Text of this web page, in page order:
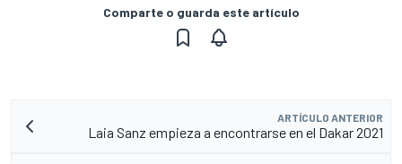
Comparte o guarda este artículo
ARTÍCULO ANTERIOR
Laia Sanz empieza a encontrarse en el Dakar 2021